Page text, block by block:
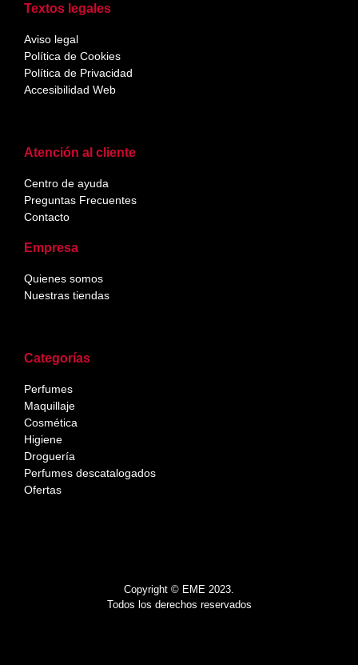
Copyright © EME 2023.
Todos los derechos reservados
Categorías
Perfumes
Maquillaje
Cosmética
Higiene
Droguería
Perfumes descatalogados
Ofertas
Atención al cliente
Centro de ayuda
Preguntas Frecuentes
Contacto
Empresa
Quienes somos
Nuestras tiendas
Textos legales
Aviso legal
Política de Cookies
Política de Privacidad
Accesibilidad Web